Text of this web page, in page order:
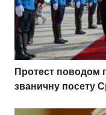
Протест поводом
званичну посету